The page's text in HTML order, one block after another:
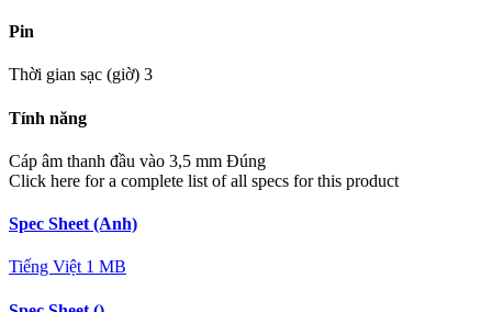
Pin
Thời gian sạc (giờ) 3
Tính năng
Cáp âm thanh đầu vào 3,5 mm Đúng
Click here for a complete list of all specs for this product
Spec Sheet (Anh)
Tiếng Việt 1 MB